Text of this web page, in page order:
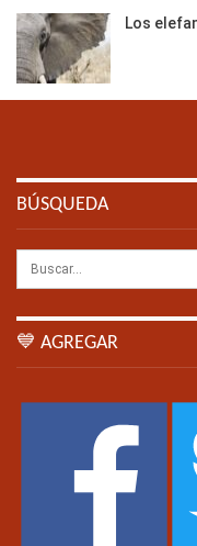
Los
BÚSQUEDA
💙 AGREGAR